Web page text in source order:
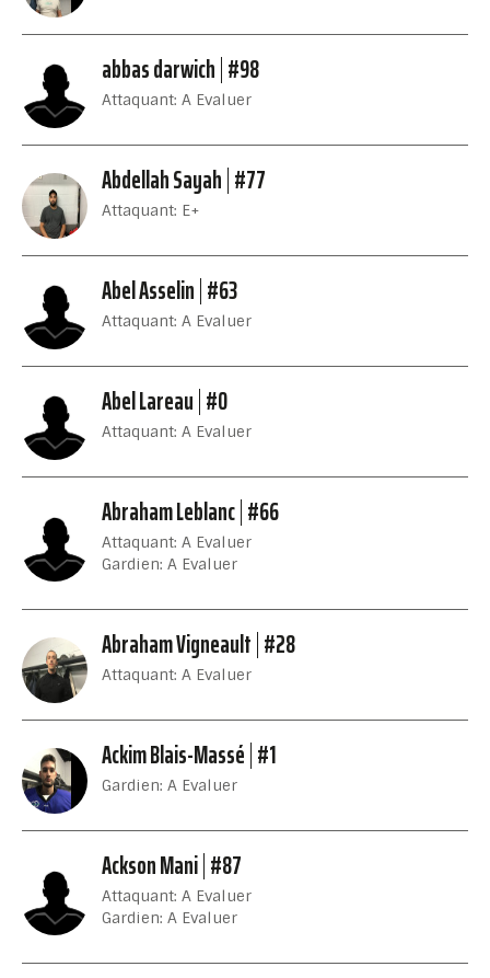
abbas darwich #98
Attaquant: A Evaluer
Abdellah Sayah #77
Attaquant: E+
Abel Asselin #63
Attaquant: A Evaluer
Abel Lareau #0
Attaquant: A Evaluer
Abraham Leblanc #66
Attaquant: A Evaluer
Gardien: A Evaluer
Abraham Vigneault #28
Attaquant: A Evaluer
Ackim Blais-Massé #1
Gardien: A Evaluer
Ackson Mani #87
Attaquant: A Evaluer
Gardien: A Evaluer